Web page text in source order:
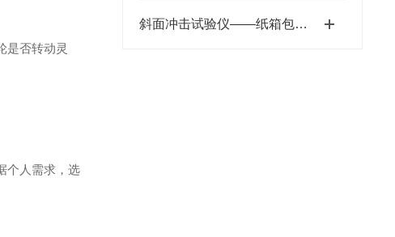
斜面冲击试验仪——纸箱包装行业的运输安全守护者
是否转动灵
个人需求，选